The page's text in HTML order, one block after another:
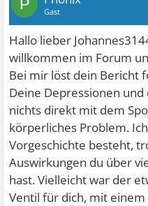
P Gast
Hallo lieber
willkommen im Forum
Bei mir löst dein Bericht
Deine Depressionen
nichts direkt mit dem
körperliches Problem.
Vorgeschichte besteht,
Auswirkungen du über
hast. Vielleicht war der
Ventil für dich, mit